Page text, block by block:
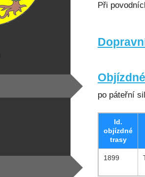
Při
po páteřní
Id.
objízdné
trasy
1899